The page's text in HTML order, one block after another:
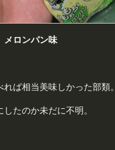
ロンパン味
ば相当美味しかった部類。
たのか未だに不明。